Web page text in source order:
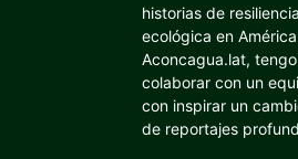
historias de
ecológica en
Aconcagua.lat,
colaborar con un
con inspirar un
de reportajes